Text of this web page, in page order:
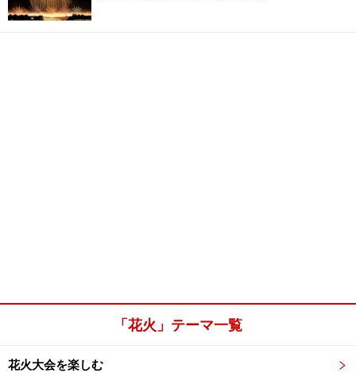
「花火」テーマ一覧
花火大会を楽しむ